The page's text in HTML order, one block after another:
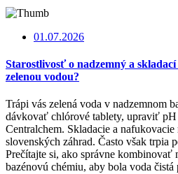
01.07.2026
Starostlivosť o nadzemný a
zelenou vodou?
Trápi vás zelená voda v nadzemnom
dávkovať chlórové tablety, upraviť
Centralchem. Skladacie a
slovenských záhrad. Často však trpia
Prečítajte si, ako správne kombinovať
bazénovú chémiu, aby bola voda čistá